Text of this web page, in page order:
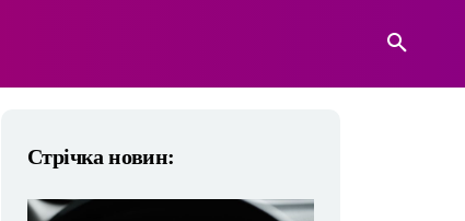
Стрічка новин: